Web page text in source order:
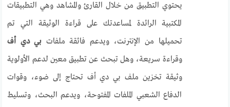
يحتوي التطبيق من خلال القارئ والمشاهد وهي التطبيقات
المكتبية الرائدة لمساعدتك على قراءة الوثيقة التي تم
تحميلها من الإنترنت، ويدعم فائقة ملفات بي دي أف
وقراءة سريعة، وهل تبحث عن تطبيق معين لدعم الأولوية
وثيقة تخزين ملف بي دي أف تحتاج إلى ضوء، وقوات
الدفاع الشعبي الملفات المفتوحة، ويدعم البحث، وتسليط